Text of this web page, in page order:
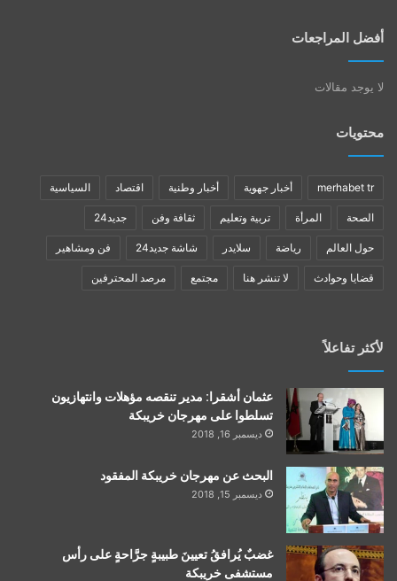
أفضل المراجعات
لا يوجد مقالات
محتويات
merhabet tr أخبار جهوية أخبار وطنية اقتصاد السياسية
الصحة المرأة تربية وتعليم ثقافة وفن جديد24
حول العالم رياضة سلايدر شاشة جديد24 فن ومشاهير
قضايا وحوادث لا تنشر هنا مجتمع مرصد المحترفين
لأكثر تفاعلاً
عثمان أشقرا: مدير تنقصه مؤهلات وانتهازيون
تسلطوا على مهرجان خريبكة
ديسمبر 16, 2018
البحث عن مهرجان خريبكة المفقود
ديسمبر 15, 2018
غضبٌ يُرافقُ تعيينَ طبيبةٍ جرَّاحةٍ على رأس
مستشفى خريبكة